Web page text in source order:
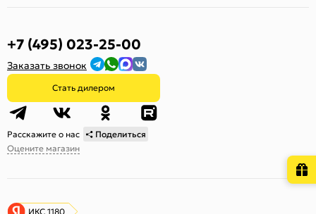
+7 (495) 023-25-00
Заказать звонок
Стать дилером
Расскажите о нас
Поделиться
Оцените магазин
ИКС 1180